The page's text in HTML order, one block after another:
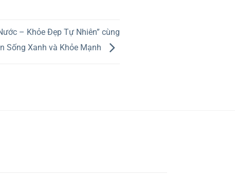
– Khỏe Đẹp Tự Nhiên” cùng
Sống Xanh và Khỏe Mạnh